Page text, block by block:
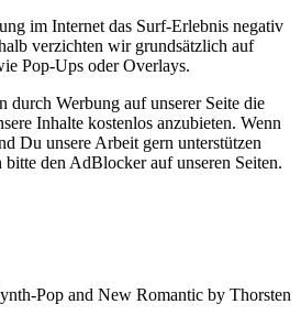
im Internet das Surf-Erlebnis negativ
verzichten wir grundsätzlich auf
Pop-Ups oder Overlays.
durch Werbung auf unserer Seite die
Inhalte kostenlos anzubieten. Wenn
Du unsere Arbeit gern unterstützen
den AdBlocker auf unseren Seiten.
Pop and New Romantic by Thorsten